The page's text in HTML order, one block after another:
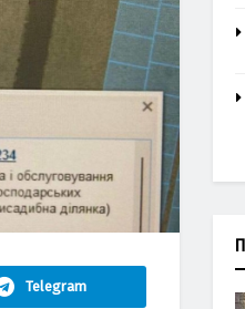
Telegram